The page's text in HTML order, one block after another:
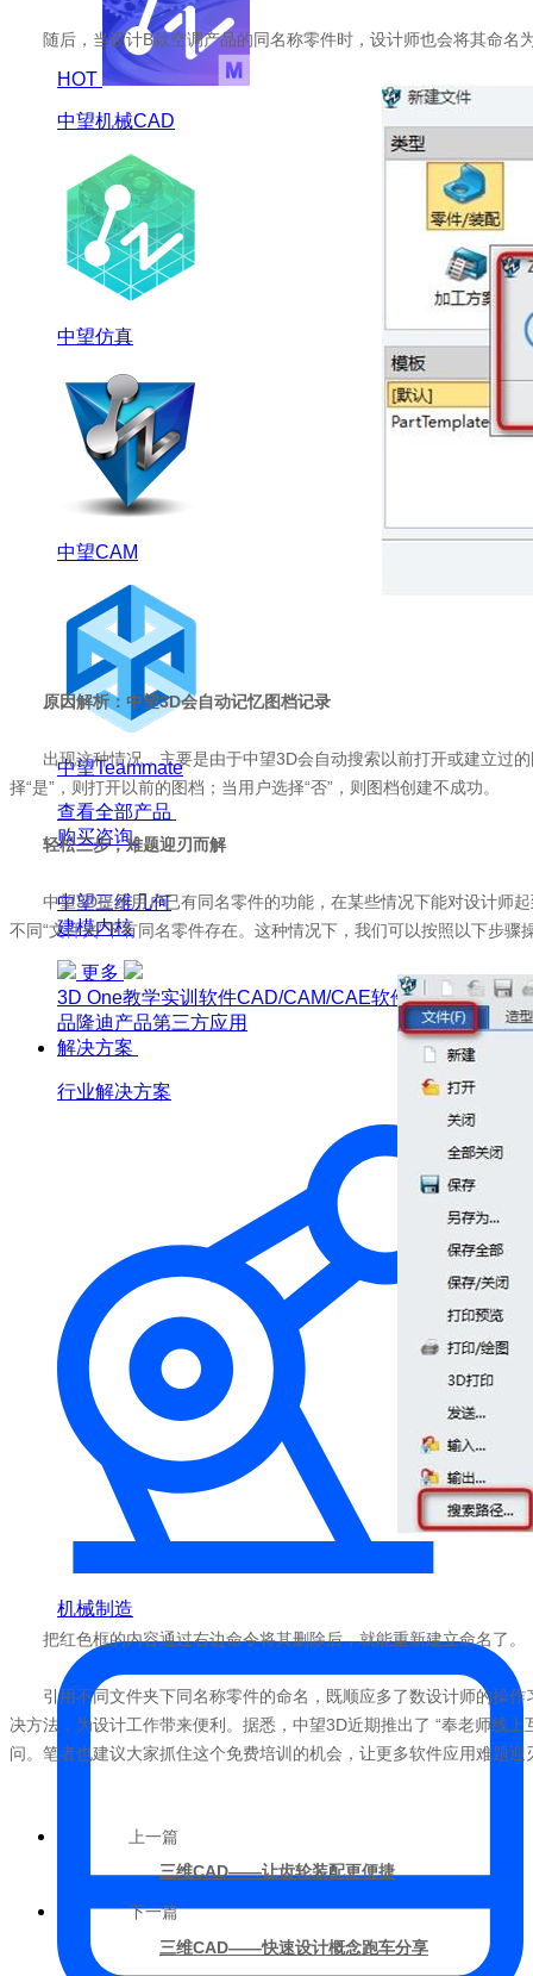
HOT
中望机械CAD
中望仿真
中望CAM
中望Teammate
查看全部产品
购买咨询
中望三维几何
建模内核
更多
3D One教学实训软件CAD/CAM/CAE软件教育版博超产
品隆迪产品第三方应用
解决方案
行业解决方案
机械制造
随后，当设计B款空调产品的同名称零件时，设计师也会将其命名
原因解析：中望3D会自动记忆图档记录
出现这种情况，主要是由于中望3D会自动搜索以前打开或建立过的
择“是”，则打开以前的图档；当用户选择“否”，则图档创建不成功。
轻松三步，难题迎刃而解
中望3D提示用户已有同名零件的功能，在某些情况下能对设计师起
不同“文件夹”下有同名零件存在。这种情况下，我们可以按照以下步
把红色框的内容通过右边命令将其删除后，就能重新建立命名了。
引用不同文件夹下同名称零件的命名，既顺应多了数设计师的操作
决方法，为设计工作带来便利。据悉，中望3D近期推出了 “奉老师线上
问。笔者也建议大家抓住这个免费培训的机会，让更多软件应用难题迎
上一篇
三维CAD——让齿轮装配更便捷
下一篇
三维CAD——快速设计概念跑车分享